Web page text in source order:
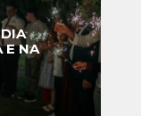
E NA